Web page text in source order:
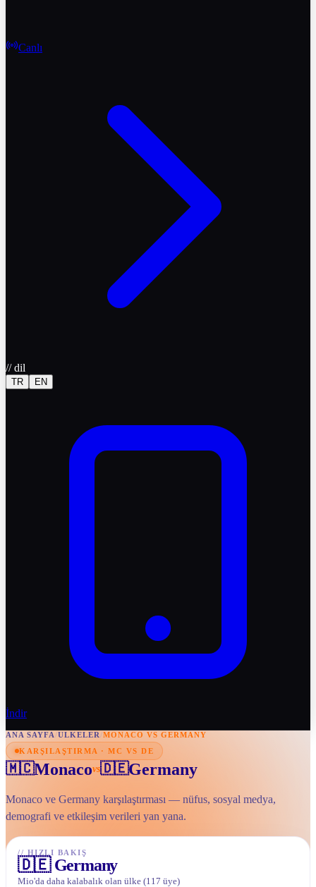
Canlı
//dil
TR EN
İndir
ANA SAYFA/ULKELER/MONACO VS GERMANY
KARŞILAŞTIRMA · MC VS DE
🇲🇨Monacovs🇩🇪Germany
Monaco ve Germany karşılaştırması — nüfus, sosyal medya,
demografi ve etkileşim verileri yan yana.
// HIZLI BAKIŞ
🇩🇪 Germany
Mio'da daha kalabalık olan ülke (117 üye)